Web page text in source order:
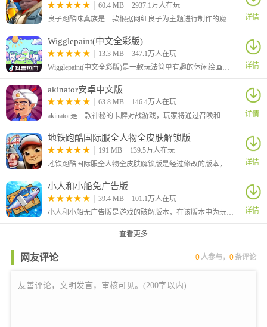
60.4 MB
2937.1万人在玩
良子跑酷味真族是一款根据网红良子为主题进行制作的魔改地铁跑酷游戏，游戏原本的主角杰克变成了我们的大胃袋良子，跑酷路上的金币也变成了良子最爱吃的焖子！
详情
Wigglepaint(中文全彩版)
13.3 MB
347.1万人在玩
Wigglepaint(中文全彩版)是一款玩法简单有趣的休闲绘画涂鸦游戏，本次为大家带来的是中文全彩版本，该版本由B站UP主“角赤pulupo”制作，支持中文还有十六种色彩画笔，让你可以自由绘画涂鸦！
详情
akinator安卓中文版
63.8 MB
146.4万人在玩
akinator是一款神秘的卡牌对战游戏，玩家将通过召唤和组合各种神秘的卡牌来战斗，感兴趣的小伙伴快来试试吧！
详情
地铁跑酷国际服全人物全皮肤解锁版
191 MB
139.5万人在玩
地铁跑酷国际服全人物全皮肤解锁版是经过修改的版本，大家在游戏中可以自由的选择角色，还解锁全部的皮肤，让你可以对角色进行自由的装扮，从而有着更加个性化的效果。
详情
小人和小船免广告版
39.4 MB
101.1万人在玩
小人和小船无广告版是游戏的破解版本，在该版本中为玩家去除了广告，玩家可以不看广告直接获得奖励。这是一款休闲模拟游戏，在游戏中玩家将化身为航海家，你需要做的就是不断的召唤钓鱼。
详情
查看更多
网友评论 0 人参与，0条评论